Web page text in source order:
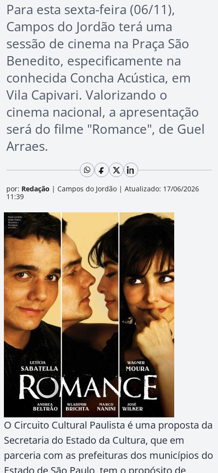
Para esta sexta-feira (06/11),
Campos do Jordão terá uma
sessão de cinema na Praça São
Benedito, especificamente na
conhecida Concha Acústica, em
Vila Capivari. Valorizando o
cinema nacional, a apresentação
será do filme "Romance", de Guel
Arraes.
por: Redação | Campos do Jordão | Atualizado: 17/06/2026
11:39
O Circuito Cultural Paulista é uma proposta da
Secretaria do Estado da Cultura, que em
parceria com as prefeituras dos municípios do
Estado de São Paulo, tem o propósito de